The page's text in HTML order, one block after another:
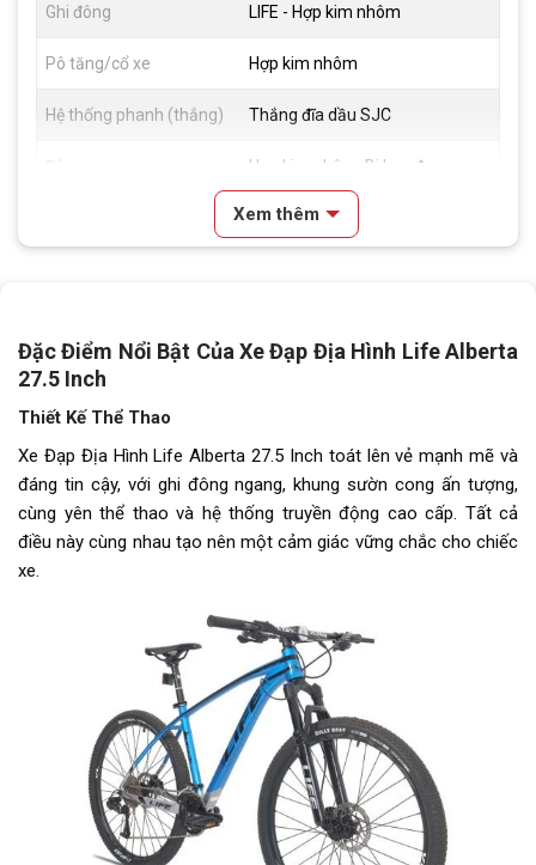
Ghi đông LIFE - Hợp kim nhôm
Pô tăng/cổ xe Hợp kim nhôm
Hệ thống phanh (thắng) Thắng đĩa dầu SJC
Hợp kim nhôm, Bi bạc đạn
Vành nhôm 2 lớp VLTAVA , 2cm
11 líp)
đĩa)
Tăng tốc sau (Gạt líp) L-TWOO AX
Đùi đĩa
Hợp kim nhôm Prowheel , Cốt
vuông, Bạc đạn
Líp thả Sunshine 11 tầng
Sên (xích) KMC 11 tốc độ
Kích thước 17''
Trọng lượng xe 14.7kg
Xem thêm
Đặc Điểm Nổi Bật Của Xe Đạp Địa Hình Life Alberta
27.5 Inch
Thiết Kế Thể Thao
Xe Đạp Địa Hình Life Alberta 27.5 Inch toát lên vẻ mạnh mẽ và
đáng tin cậy, với ghi đông ngang, khung sườn cong ấn tượng,
cùng yên thể thao và hệ thống truyền động cao cấp. Tất cả
điều này cùng nhau tạo nên một cảm giác vững chắc cho chiếc
xe.